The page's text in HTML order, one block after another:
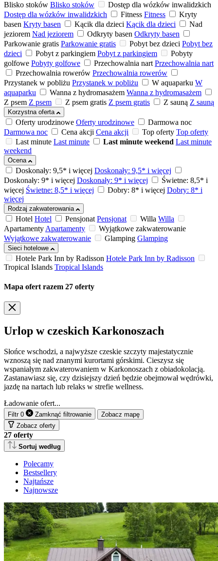
Blisko stoków Blisko stoków
Dostęp dla wózków inwalidzkich
Dostęp dla wózków inwalidzkich
Fitness Fitness
Kryty
basen Kryty basen Kącik dla dzieci Kącik dla dzieci
Nad
jeziorem Nad jeziorem Odkryty basen Odkryty basen
Parkowanie gratis Parkowanie gratis Pobyt bez dzieci Pobyt bez
dzieci
Pobyt z parkingiem Pobyt z parkingiem
Pobyty
golfowe Pobyty golfowe Przechowalnia nart Przechowalnia nart
Przechowalnia rowerów Przechowalnia rowerów
Przystanek w pobliżu Przystanek w pobliżu W aquaparku W
aquaparku
Wanna z hydromasażem Wanna z hydromasażem
Z psem Z psem Z psem gratis Z psem gratis Z sauną Z sauną
Korzystna oferta
Oferty urodzinowe Oferty urodzinowe
Darmowa noc
Darmowa noc
Cena akcji Cena akcji Top oferty Top oferty
Last minute Last minute Last minute weekend Last minute
weekend
Ocena
Doskonały: 9,5* i więcej Doskonały: 9,5* i więcej
Doskonały: 9* i więcej Doskonały: 9* i więcej
Świetne: 8,5* i
więcej Świetne: 8,5* i więcej Dobry: 8* i więcej Dobry: 8* i
więcej
Rodzaj zakwaterowania
Hotel Hotel Pensjonat Pensjonat Willa Willa
ApartamentyApartamenty
Wyjątkowe zakwaterowanie
Wyjątkowe zakwaterowanie
Glamping Glamping
Sieci hotelowe
Hotele Park Inn by Radisson Hotele Park Inn by Radisson
Tropical Islands Tropical Islands
Mapa ofert razem 27 oferty
Urlop w czeskich Karkonoszach
Słońce wschodzi, a najwyższe czeskie szczyty majestatycznie
wznoszą się nad znanymi kurortami górskimi. Cieszysz się
wspaniałym zakwaterowaniem w Karkonoszach z obiadokolacją.
Zastanawiasz się, czy dzisiejszy dzień będzie obejmował wędrówki,
jazdę na nartach lub relaks w strefie wellness.
Ładowanie ofert...
Filtr 0 Zamknąć filtrowanie
Zobacz mapę
Zobacz oferty
27 oferty
Sortuj według
Polecamy
Bestsellery
Najtańsze
Najnowsze